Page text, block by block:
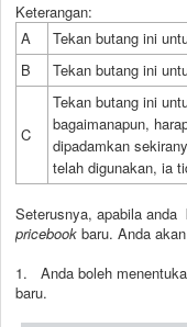
Keterangan:
A
Tekan butang ini
B
Tekan butang ini
C
Tekan butang ini
bagaimanapun,
dipadamkan
telah digunakan, ia
Seterusnya, apabila anda
pricebook baru. Anda
1. Anda boleh
baru.